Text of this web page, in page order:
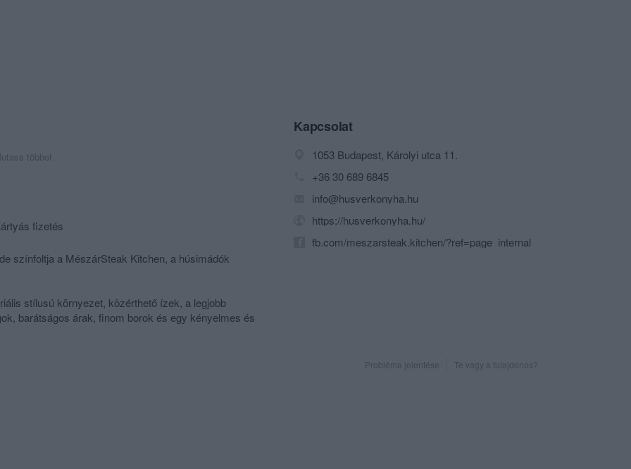
többet
fizetés
színfoltja a MészárSteak Kitchen, a húsimádók
stílusú környezet, közérthető ízek, a legjobb
barátságos árak, finom borok és egy kényelmes és
mindenkinek, aki a húst hússal szereti!
Kapcsolat
1053 Budapest, Károlyi utca 11.
+36 30 689 6845
info@husverkonyha.hu
https://husverkonyha.hu/
fb.com/meszarsteak.kitchen/?ref=page_internal
Probléma jelentése Te vagy a tulajdonos?